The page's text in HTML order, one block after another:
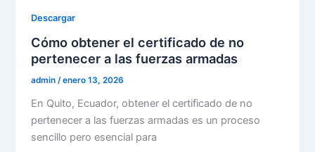
Descargar
Cómo obtener el certificado de no
pertenecer a las fuerzas armadas
admin/enero 13, 2026
En Quito, Ecuador, obtener el certificado de no
pertenecer a las fuerzas armadas es un proceso
sencillo pero esencial para